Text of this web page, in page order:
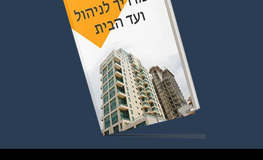
הקבוצה
לחץ למעבר לקבוצה